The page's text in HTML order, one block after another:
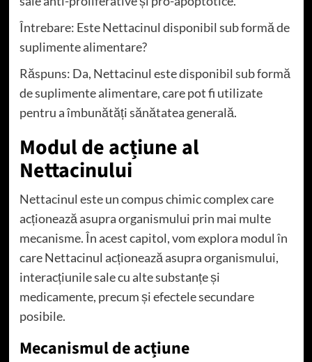
Întrebare: Este Nettacinul disponibil sub formă de
suplimente alimentare?
Răspuns: Da, Nettacinul este disponibil sub formă
de suplimente alimentare, care pot fi utilizate
pentru a îmbunătăți sănătatea generală.
Modul de acțiune al
Nettacinului
Nettacinul este un compus chimic complex care
acționează asupra organismului prin mai multe
mecanisme. În acest capitol, vom explora modul în
care Nettacinul acționează asupra organismului,
interacțiunile sale cu alte substanțe și
medicamente, precum și efectele secundare
posibile.
Mecanismul de acțiune